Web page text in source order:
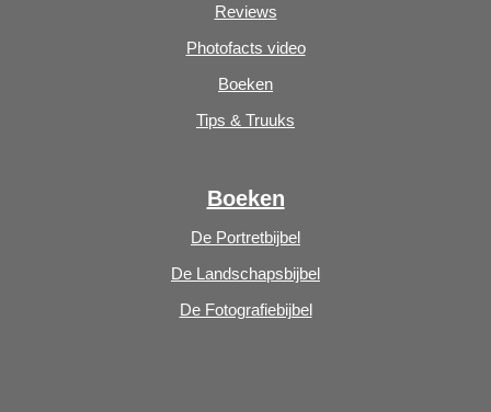
Reviews
Photofacts video
Boeken
Tips & Truuks
Boeken
De Portretbijbel
De Landschapsbijbel
De Fotografiebijbel